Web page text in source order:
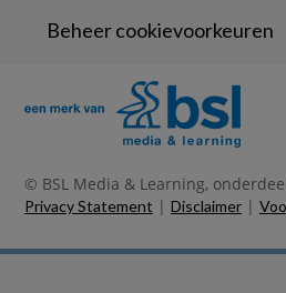
Beheer cookievoorkeuren
© BSL Media & Learning,
Privacy Statement | Disclaimer |